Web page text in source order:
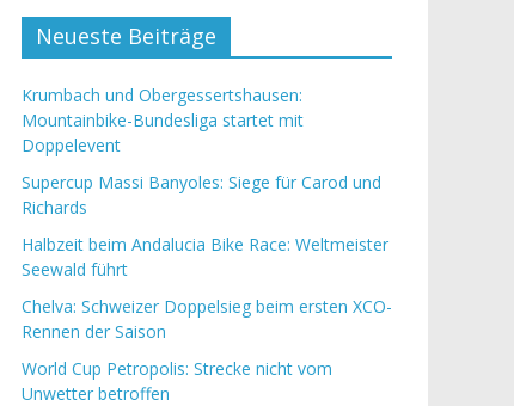
Neueste Beiträge
Krumbach und Obergessertshausen:
Mountainbike-Bundesliga startet mit
Doppelevent
Supercup Massi Banyoles: Siege für Carod und
Richards
Halbzeit beim Andalucia Bike Race: Weltmeister
Seewald führt
Chelva: Schweizer Doppelsieg beim ersten XCO-
Rennen der Saison
World Cup Petropolis: Strecke nicht vom
Unwetter betroffen